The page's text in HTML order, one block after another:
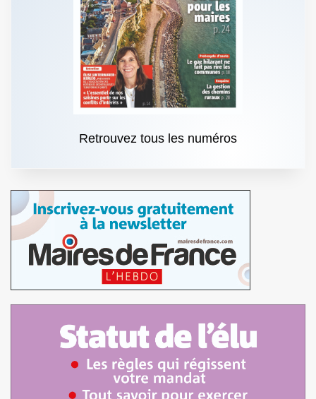
Retrouvez tous les numéros